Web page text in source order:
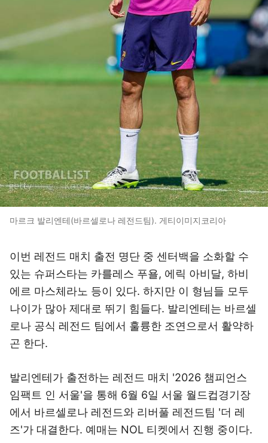
마르크 발리엔테(바르셀로나 레전드팀). 게티이미지코리아
이번 레전드 매치 출전 명단 중 센터백을 소화할 수
있는 슈퍼스타는 카를레스 푸욜, 에릭 아비달, 하비
에르 마스체라노 등이 있다. 하지만 이 형님들 모두
나이가 많아 제대로 뛰기 힘들다. 발리엔테는 바르셀
로나 공식 레전드 팀에서 훌륭한 조연으로서 활약하
곤 한다.
발리엔테가 출전하는 레전드 매치 '2026 챔피언스
임팩트 인 서울'을 통해 6월 6일 서울 월드컵경기장
에서 바르셀로나 레전드와 리버풀 레전드팀 '더 레
즈'가 대결한다. 예매는 NOL 티켓에서 진행 중이다.